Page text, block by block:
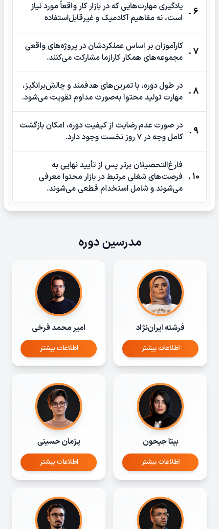
6 .
یادگیری مهارت‌هایی که در بازار کار واقعاً مورد نیاز
است، نه مفاهیم آکادمیک و غیرقابل‌استفاده
7 .
کارآموزان بر اساس عملکردشان در پروژه‌های واقعی
مجموعه‌های همکار کارازما مشارکت می‌کنند.
8 .
در طول دوره، با تمرین‌های هدفمند و چالش‌برانگیز،
مهارت تولید محتوا به‌صورت مداوم تقویت می‌شود.
9 .
در صورت عدم رضایت از کیفیت دوره، امکان بازگشت
کامل وجه در ۷ روز نخست وجود دارد.
10 .
فارغ‌التحصیلان برتر پس از تأیید نهایی به
فرصت‌های شغلی مرتبط در بازار محتوا معرفی
می‌شوند و شامل استخدام قطعی می‌شوند.
مدرسین دوره
فرشته ایران‌نژاد
اطلاعات بیشتر
امیر محمد فرخی
اطلاعات بیشتر
بیتا جیحون
اطلاعات بیشتر
پژمان حسینی
اطلاعات بیشتر